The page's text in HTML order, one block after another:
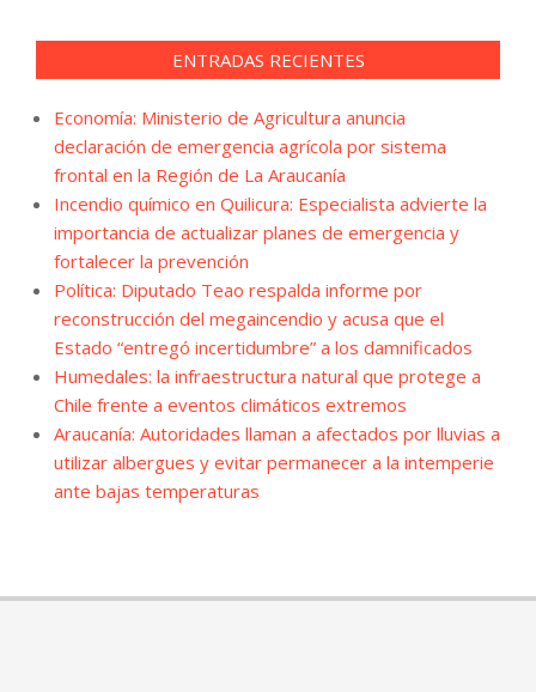
ENTRADAS RECIENTES
Economía: Ministerio de Agricultura anuncia
declaración de emergencia agrícola por sistema
frontal en la Región de La Araucanía
Incendio químico en Quilicura: Especialista advierte la
importancia de actualizar planes de emergencia y
fortalecer la prevención
Política: Diputado Teao respalda informe por
reconstrucción del megaincendio y acusa que el
Estado “entregó incertidumbre” a los damnificados
Humedales: la infraestructura natural que protege a
Chile frente a eventos climáticos extremos
Araucanía: Autoridades llaman a afectados por lluvias a
utilizar albergues y evitar permanecer a la intemperie
ante bajas temperaturas